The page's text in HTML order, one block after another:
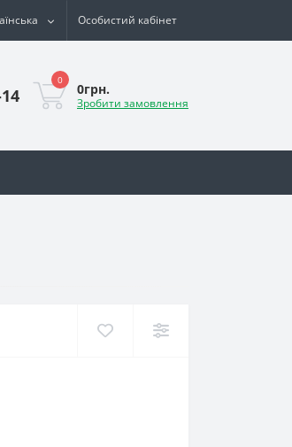
Особистий кабінет
0
0грн.
Зробити замовлення